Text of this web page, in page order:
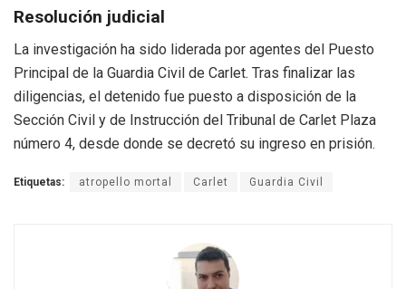
Resolución judicial
La investigación ha sido liderada por agentes del Puesto
Principal de la Guardia Civil de Carlet. Tras finalizar las
diligencias, el detenido fue puesto a disposición de la
Sección Civil y de Instrucción del Tribunal de Carlet Plaza
número 4, desde donde se decretó su ingreso en prisión.
Etiquetas: atropello mortal Carlet Guardia Civil